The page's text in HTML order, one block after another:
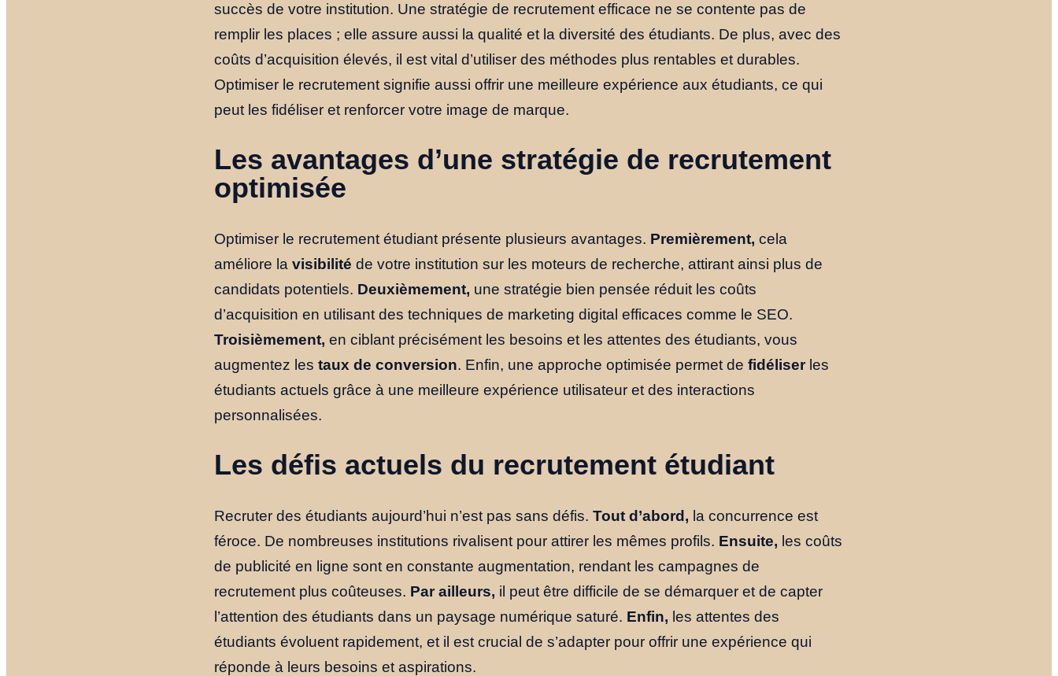
Accueil
Nos Formules
Le Fondateur
Ressources
NOUS TROUVER
YOUTUBE
LINKEDIN
succès de votre institution. Une stratégie de recrutement efficace ne se contente pas de
remplir les places ; elle assure aussi la qualité et la diversité des étudiants. De plus, avec des
coûts d’acquisition élevés, il est vital d’utiliser des méthodes plus rentables et durables.
Optimiser le recrutement signifie aussi offrir une meilleure expérience aux étudiants, ce qui
peut les fidéliser et renforcer votre image de marque.
Les avantages d’une stratégie de recrutement
optimisée
Optimiser le recrutement étudiant présente plusieurs avantages. Premièrement, cela
améliore la visibilité de votre institution sur les moteurs de recherche, attirant ainsi plus de
candidats potentiels. Deuxièmement, une stratégie bien pensée réduit les coûts
d’acquisition en utilisant des techniques de marketing digital efficaces comme le SEO.
Troisièmement, en ciblant précisément les besoins et les attentes des étudiants, vous
augmentez les taux de conversion. Enfin, une approche optimisée permet de fidéliserles
étudiants actuels grâce à une meilleure expérience utilisateur et des interactions
personnalisées.
Les défis actuels du recrutement étudiant
Recruter des étudiants aujourd’hui n’est pas sans défis. Tout d’abord, la concurrence est
féroce. De nombreuses institutions rivalisent pour attirer les mêmes profils. Ensuite, les coûts
de publicité en ligne sont en constante augmentation, rendant les campagnes de
recrutement plus coûteuses. Par ailleurs, il peut être difficile de se démarquer et de capter
l’attention des étudiants dans un paysage numérique saturé. Enfin, les attentes des
étudiants évoluent rapidement, et il est crucial de s’adapter pour offrir une expérience qui
réponde à leurs besoins et aspirations.